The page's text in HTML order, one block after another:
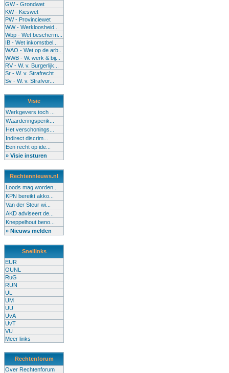
GW - Grondwet
KW - Kieswet
PW - Provinciewet
WW - Werkloosheid...
Wbp - Wet bescherm...
IB - Wet inkomstbel...
WAO - Wet op de arb..
WWB - W. werk & bij...
RV - W. v. Burgerlijk...
Sr - W. v. Strafrecht
Sv - W. v. Strafvor...
Visie
Werkgevers toch ...
Waarderingsperik...
Het verschonings...
Indirect discrim...
Een recht op ide...
» Visie insturen
Rechtennieuws.nl
Loods mag worden...
KPN bereikt akko...
Van der Steur wi...
AKD adviseert de...
Kneppelhout beno...
» Nieuws melden
Snellinks
EUR
OUNL
RuG
RUN
UL
UM
UU
UvA
UvT
VU
Meer links
Rechtenforum
Over Rechtenforum